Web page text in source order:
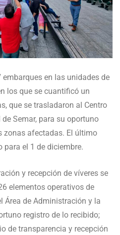
en las unidades de
los que se cuantificó un
que se trasladaron al Centro
Semar, para su oportuno
zonas afectadas. El último
para el 1 de diciembre.
y recepción de víveres se
elementos operativos de
Área de Administración y la
registro de lo recibido;
de transparencia y recepción